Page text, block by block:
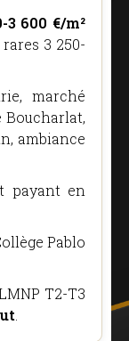
3 600 €/m²
3 250-
marché
Boucharlat,
ambiance
payant en
Pablo
T2-T3